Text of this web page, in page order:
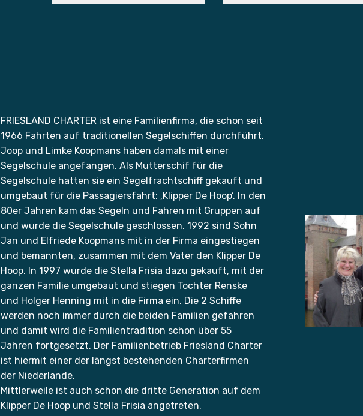
FRIESLAND CHARTER ist eine Familienfirma, die schon seit
1966 Fahrten auf traditionellen Segelschiffen durchführt.
Joop und Limke Koopmans haben damals mit einer
Segelschule angefangen. Als Mutterschif für die
Segelschule hatten sie ein Segelfrachtschiff gekauft und
umgebaut für die Passagiersfahrt: ‚Klipper De Hoop‘. In den
80er Jahren kam das Segeln und Fahren mit Gruppen auf
und wurde die Segelschule geschlossen. 1992 sind Sohn
Jan und Elfriede Koopmans mit in der Firma eingestiegen
und bemannten, zusammen mit dem Vater den Klipper De
Hoop. In 1997 wurde die Stella Frisia dazu gekauft, mit der
ganzen Familie umgebaut und stiegen Tochter Renske
und Holger Henning mit in die Firma ein. Die 2 Schiffe
werden noch immer durch die beiden Familien gefahren
und damit wird die Familientradition schon über 55
Jahren fortgesetzt. Der Familienbetrieb Friesland Charter
ist hiermit einer der längst bestehenden Charterfirmen
der Niederlande.
Mittlerweile ist auch schon die dritte Generation auf dem
Klipper De Hoop und Stella Frisia angetreten.